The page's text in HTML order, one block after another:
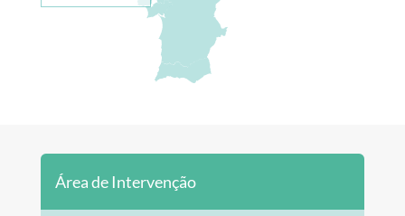
Área de Intervenção